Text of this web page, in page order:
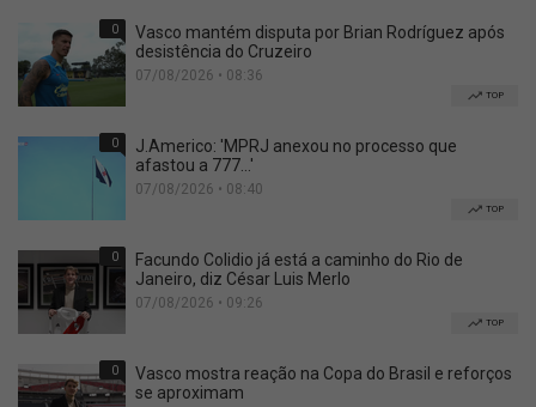
0
Vasco mantém disputa por Brian Rodríguez após
desistência do Cruzeiro
07/08/2026 • 08:36
TOP
0
J.Americo: 'MPRJ anexou no processo que
afastou a 777...'
07/08/2026 • 08:40
TOP
0
Facundo Colidio já está a caminho do Rio de
Janeiro, diz César Luis Merlo
07/08/2026 • 09:26
TOP
0
Vasco mostra reação na Copa do Brasil e reforços
se aproximam